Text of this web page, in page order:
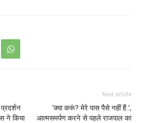
ने किया
Next article
‘क्या करूं? मेरे पास पैसे नहीं हैं..’,
आत्मसमर्पण करने से पहले राजपाल का